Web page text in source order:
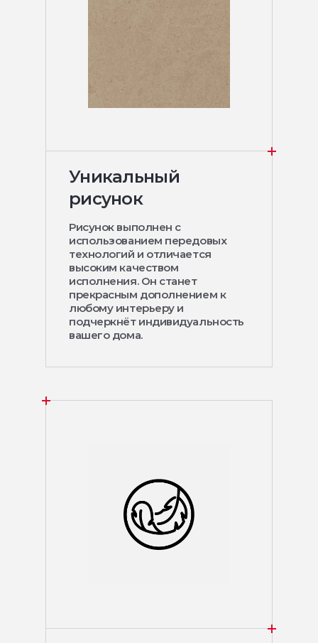
Уникальный
рисунок
Рисунок выполнен с
использованием передовых
технологий и отличается
высоким качеством
исполнения. Он станет
прекрасным дополнением к
любому интерьеру и
подчеркнёт индивидуальность
вашего дома.